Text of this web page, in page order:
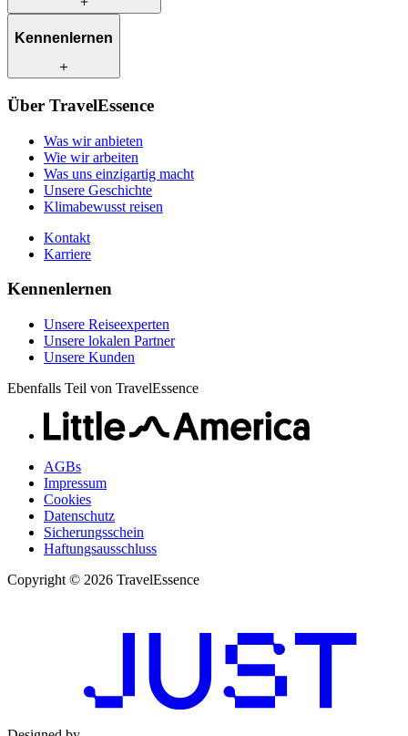
Was wir anbieten
Was uns einzigartig macht
Klimabewusst reisen
Kontakt
Karriere
Kennenlernen
Unsere Reiseexperten
Unsere Kunden
Über TravelEssence
Was wir anbieten
Wie wir arbeiten
Was uns einzigartig macht
Unsere Geschichte
Klimabewusst reisen
Kontakt
Karriere
Kennenlernen
Unsere Reiseexperten
Unsere lokalen Partner
Unsere Kunden
Ebenfalls Teil von TravelEssence
AGBs
Impressum
Cookies
Datenschutz
Sicherungsschein
Haftungsausschluss
Copyright © 2026 TravelEssence